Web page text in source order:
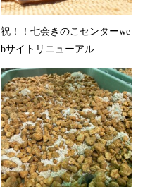
祝！！七会きのこセンターwe
bサイトリニューアル